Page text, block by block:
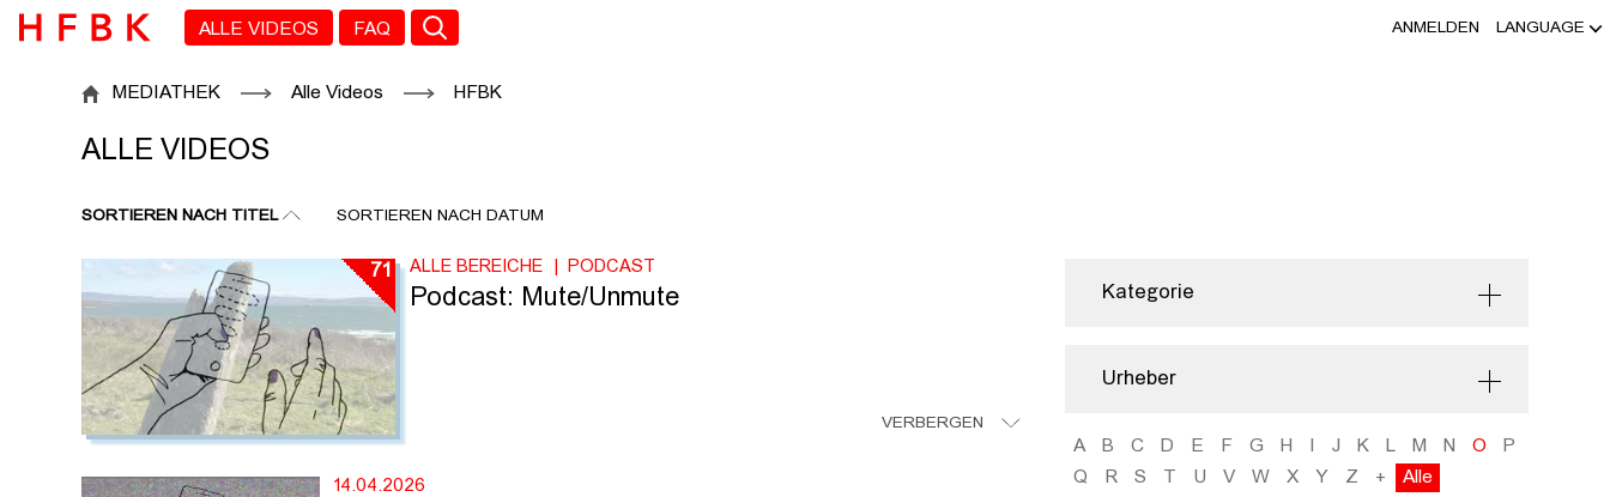
Zu den Filtern
Zur Metanavigation
Zur Hauptnavigation
Zur Suche
Zum Inhalt
Zum Seitenfuss ANMELDEN LANGUAGE
ALLE VIDEOS FAQ
ALLE VIDEOS
MEDIATHEK Alle Videos HFBK
ALLE VIDEOS
SORTIEREN NACH TITEL SORTIEREN NACH DATUM
Kategorie
Urheber
A B C D E F G H J K L M N O
P
Q
R S U V W X Y Z + Alle
71 ALLE BEREICHE PODCAST
Podcast: Mute/Unmute
VERBERGEN
14.04.2026